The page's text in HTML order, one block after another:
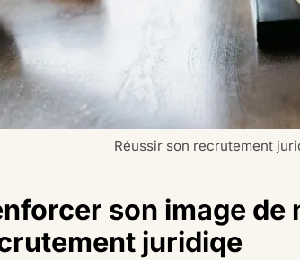
Réussir son recrutement
son image de
juridiqe